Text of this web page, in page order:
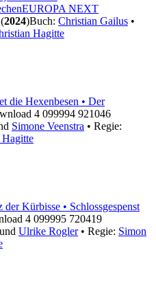
EUROPA NEXT
2024)Buch: Christian Gailus •
Hagitte
die Hexenbesen • Der
4 099994 921046
Simone Veenstra • Regie:
Kürbisse • Schlossgespenst
4 099995 720419
und Ulrike Rogler• Regie: Simon